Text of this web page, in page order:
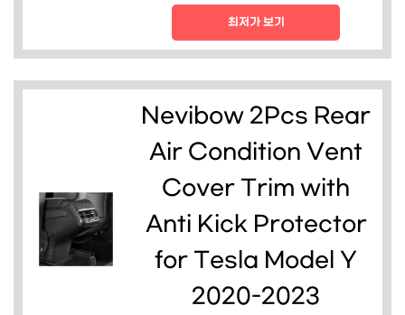
최저가 보기
Nevibow 2Pcs Rear
Air Condition Vent
Cover Trim with
Anti Kick Protector
for Tesla Model Y
2020-2023